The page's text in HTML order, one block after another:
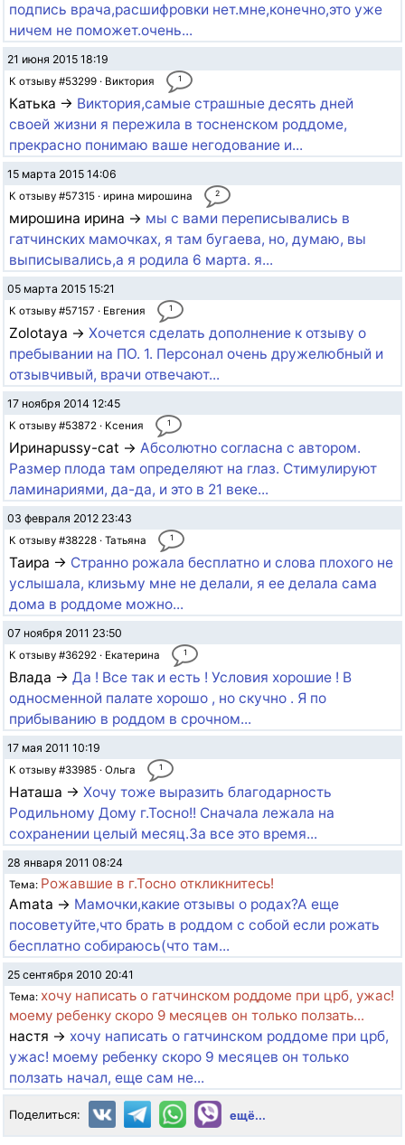
подпись врача,расшифровки нет.мне,конечно,это уже
ничем не поможет.очень...
21 июня 2015 18:19
К отзыву #53299 · Виктория 1
Катька → Виктория,самые страшные десять дней
своей жизни я пережила в тосненском роддоме,
прекрасно понимаю ваше негодование и...
15 марта 2015 14:06
К отзыву #57315 · ирина мирошина 2
мирошина ирина → мы с вами переписывались в
гатчинских мамочках, я там бугаева, но, думаю, вы
выписывались,а я родила 6 марта. я...
05 марта 2015 15:21
К отзыву #57157 · Евгения 1
Zolotaya → Хочется сделать дополнение к отзыву о
пребывании на ПО. 1. Персонал очень дружелюбный и
отзывчивый, врачи отвечают...
17 ноября 2014 12:45
К отзыву #53872 · Ксения 1
Иринаpussy-cat → Абсолютно согласна с автором.
Размер плода там определяют на глаз. Стимулируют
ламинариями, да-да, и это в 21 веке...
03 февраля 2012 23:43
К отзыву #38228 · Татьяна 1
Таира → Странно рожала бесплатно и слова плохого не
услышала, клизьму мне не делали, я ее делала сама
дома в роддоме можно...
07 ноября 2011 23:50
К отзыву #36292 · Екатерина 1
Влада → Да ! Все так и есть ! Условия хорошие ! В
односменной палате хорошо , но скучно . Я по
прибыванию в роддом в срочном...
17 мая 2011 10:19
К отзыву #33985 · Ольга 1
Наташа → Хочу тоже выразить благодарность
Родильному Дому г.Тосно!! Сначала лежала на
сохранении целый месяц.За все это время...
28 января 2011 08:24
Тема: Рожавшие в г.Тосно откликнитесь!
Amata → Мамочки,какие отзывы о родах?А еще
посоветуйте,что брать в роддом с собой если рожать
бесплатно собираюсь(что там...
25 сентября 2010 20:41
Тема: хочу написать о гатчинском роддоме при црб, ужас!
моему ребенку скоро 9 месяцев он только ползать...
настя → хочу написать о гатчинском роддоме при црб,
ужас! моему ребенку скоро 9 месяцев он только
ползать начал, еще сам не...
Поделиться: ещё...